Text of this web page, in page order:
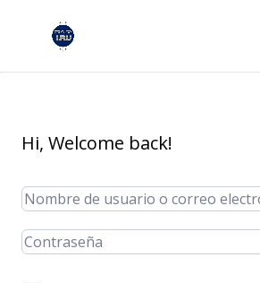
Hi, Welcome back!